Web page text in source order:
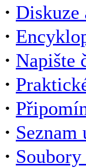
· Diskuze
·
· Napište
·
·
· Seznam
·